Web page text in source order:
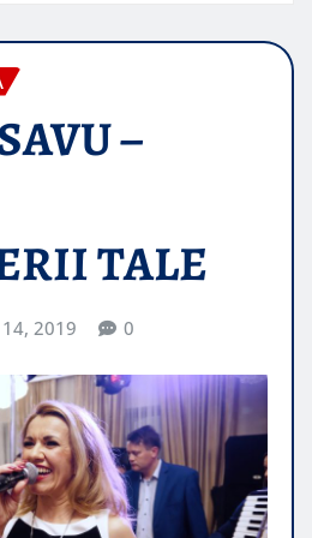
–
TALE
2019 0